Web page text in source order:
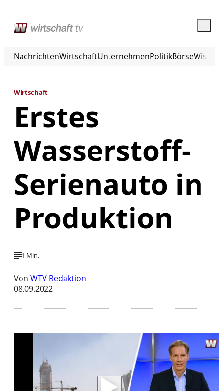
NachrichtenWirtschaftUnternehmenPolitikBörse
Wirtschaft
Erstes
Wasserstoff-
Serienauto in
Produktion
1 Min.
Von WTV Redaktion
08.09.2022
Mit der Wiedergabe dieses Videos werden
Daten an Youtube übertragen.